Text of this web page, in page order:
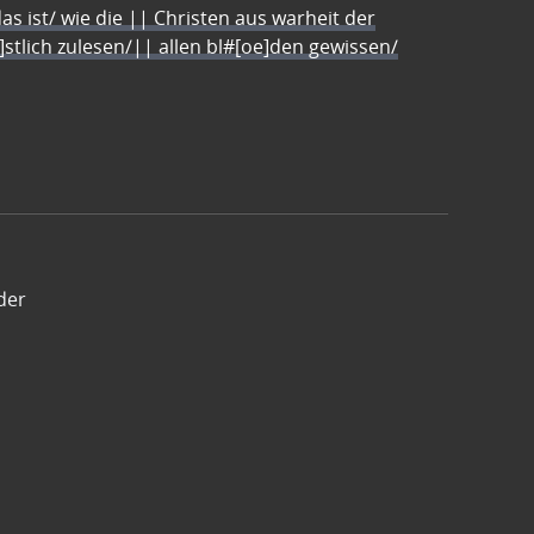
ist/ wie die || Christen aus warheit der
zulesen/|| allen bl#[oe]den gewissen/